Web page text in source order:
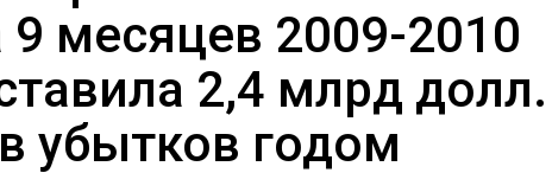
9 месяцев 2009-2010
2,4 млрд долл.
убытков годом